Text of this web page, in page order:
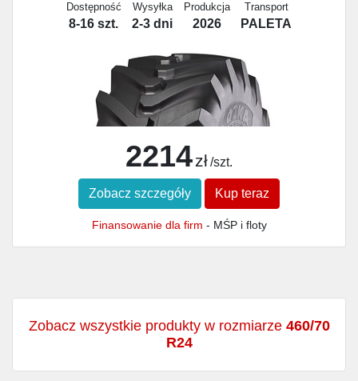
Dostępność
8-16 szt.
Wysyłka
2-3 dni
Produkcja
2026
Transport
PALETA
2214zł/szt.
Zobacz szczegóły Kup teraz
Finansowanie dla firm - MŚP i floty
Zobacz wszystkie produkty w rozmiarze 460/70
R24